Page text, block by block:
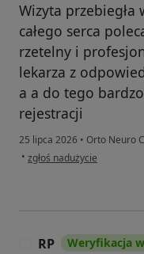
Wizyta przebiegła
całego serca
rzetelny i
lekarza z
a a do tego
rejestracji
25 lipca 2026 • Orto Neuro
• w opinii użytkownika Renata
zgłoś nadużycie
RP Weryfikacja